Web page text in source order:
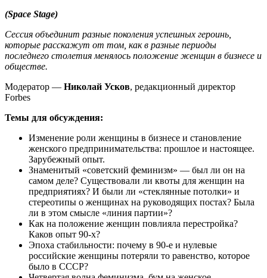
(Space Stage)
Сессия объединит разные поколения успешных героинь,
которые расскажут от том, как в разные периоды
последнего столетия менялось положение женщин в бизнесе и
обществе.
Модератор — Николай Усков, редакционный директор
Forbes
Темы для обсуждения:
Изменение роли женщины в бизнесе и становление
женского предпринимательства: прошлое и настоящее.
Зарубежный опыт.
Знаменитый «советский феминизм» — был ли он на
самом деле? Существовали ли квоты для женщин на
предприятиях? И были ли «стеклянные потолки» и
стереотипы о женщинах на руководящих постах? Была
ли в этом смысле «линия партии»?
Как на положение женщин повлияла перестройка?
Каков опыт 90-х?
Эпоха стабильности: почему в 90-е и нулевые
российские женщины потеряли то равенство, которое
было в СССР?